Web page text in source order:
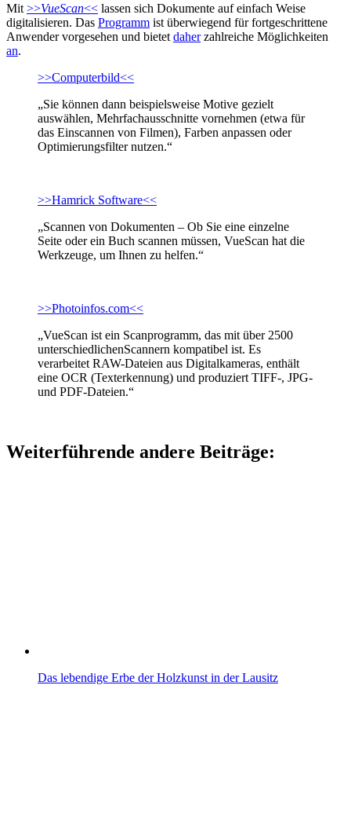
Mit >>VueScan<< lassen sich Dokumente auf einfach Weise
digitalisieren. Das Programm ist überwiegend für fortgeschrittene
Anwender vorgesehen und bietet daherzahlreiche Möglichkeiten
an.
>>Computerbild<<
„Sie können dann beispielsweise Motive gezielt
auswählen, Mehrfachausschnitte vornehmen (etwa für
das Einscannen von Filmen), Farben anpassen oder
Optimierungsfilter nutzen.“
>>Hamrick Software<<
„Scannen von Dokumenten – Ob Sie eine einzelne
Seite oder ein Buch scannen müssen, VueScan hat die
Werkzeuge, um Ihnen zu helfen.“
>>Photoinfos.com<<
„VueScan ist ein Scanprogramm, das mit über 2500
unterschiedlichenScannern kompatibel ist. Es
verarbeitet RAW-Dateien aus Digitalkameras, enthält
eine OCR (Texterkennung) und produziert TIFF-, JPG-
und PDF-Dateien.“
Weiterführende andere Beiträge:
Das lebendige Erbe der Holzkunst in der Lausitz